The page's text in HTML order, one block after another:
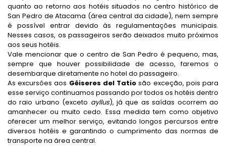
quanto ao retorno aos hotéis situados no centro histórico de
San Pedro de Atacama (área central da cidade), nem sempre
é possível entrar devido às regulamentações municipais.
Nesses casos, os passageiros serão deixados muito próximos
aos seus hotéis.
Vale mencionar que o centro de San Pedro é pequeno, mas,
sempre que houver possibilidade de acesso, faremos o
desembarque diretamente no hotel do passageiro.
As excursões aos Gêiseres del Tatio são exceção, pois para
esse serviço continuamos passando por todos os hotéis dentro
do raio urbano (exceto ayllus), já que as saídas ocorrem ao
amanhecer ou muito cedo. Essa medida tem como objetivo
oferecer um melhor serviço, evitando longos percursos entre
diversos hotéis e garantindo o cumprimento das normas de
transporte na área central.